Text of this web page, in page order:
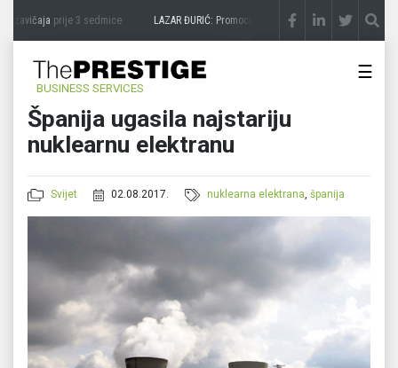
zavičajaprije 3 sedmice LAZAR ĐURIĆ: Promocija potencijal pretvara u destinaciju
BUSINESS SERVICES
☰
Španija ugasila najstariju
nuklearnu elektranu
Svijet 02.08.2017. nuklearna elektrana,španija